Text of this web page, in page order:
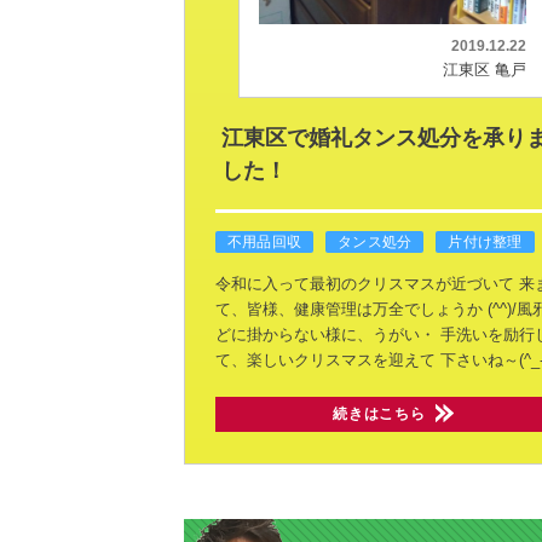
2019.12.22
江東区 亀戸
江東区で婚礼タンス処分を承り
した！
不用品回収 タンス処分 片付け整理
令和に入って最初のクリスマスが近づいて 来
て、皆様、健康管理は万全でしょうか (^^)/風
どに掛からない様に、うがい・ 手洗いを励行
て、楽しいクリスマスを迎えて 下さいね～
続きはこちら